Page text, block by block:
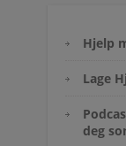
Hjelp
Lage
deg